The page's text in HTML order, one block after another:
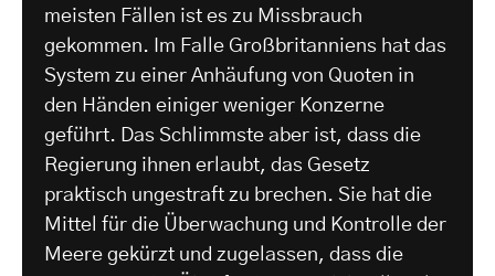
meisten Fällen ist es zu Missbrauch
gekommen. Im Falle Großbritanniens hat das
System zu einer Anhäufung von Quoten in
den Händen einiger weniger Konzerne
geführt. Das Schlimmste aber ist, dass die
Regierung ihnen erlaubt, das Gesetz
praktisch ungestraft zu brechen. Sie hat die
Mittel für die Überwachung und Kontrolle der
Meere gekürzt und zugelassen, dass die